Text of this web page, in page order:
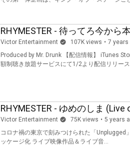
RHYMESTER - 待ってろ今から
Victor Entertainment 107K views
7 years
Produced by Mr. Drunk 【配信情報】 iTunes Storeほか主要配信サイト、Apple Music、Spotify、dヒッツほか定
額制聴き放題サービスにて1/2より配信リリー
RHYMESTER - ゆめのしま (Live
Victor Entertainment 75K views
5 years
コロナ禍の東京で刻みつけられた「
ッケージ化 ライブ映像作品＆ライブ音...